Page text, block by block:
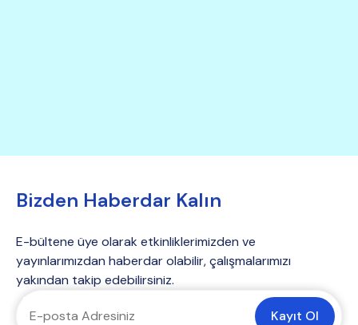
Bizden Haberdar Kalın
E-bültene üye olarak etkinliklerimizden ve
yayınlarımızdan haberdar olabilir, çalışmalarımızı
yakından takip edebilirsiniz.
Kayıt Ol